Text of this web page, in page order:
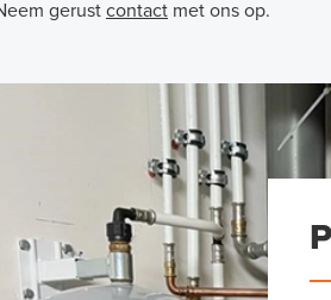
gerust contact met ons op.